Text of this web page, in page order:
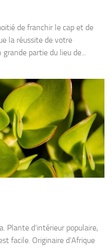
de franchir le cap et de
la réussite de votre
partie du lieu de...
Plante d’intérieur populaire,
facile. Originaire d’Afrique